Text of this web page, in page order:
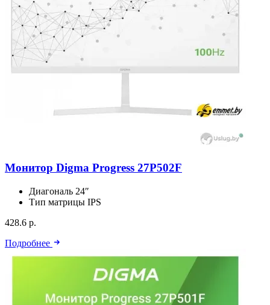
Монитор Digma Progress 27P502F
Диагональ 24″
Тип матрицы IPS
428.6 р.
Подробнее